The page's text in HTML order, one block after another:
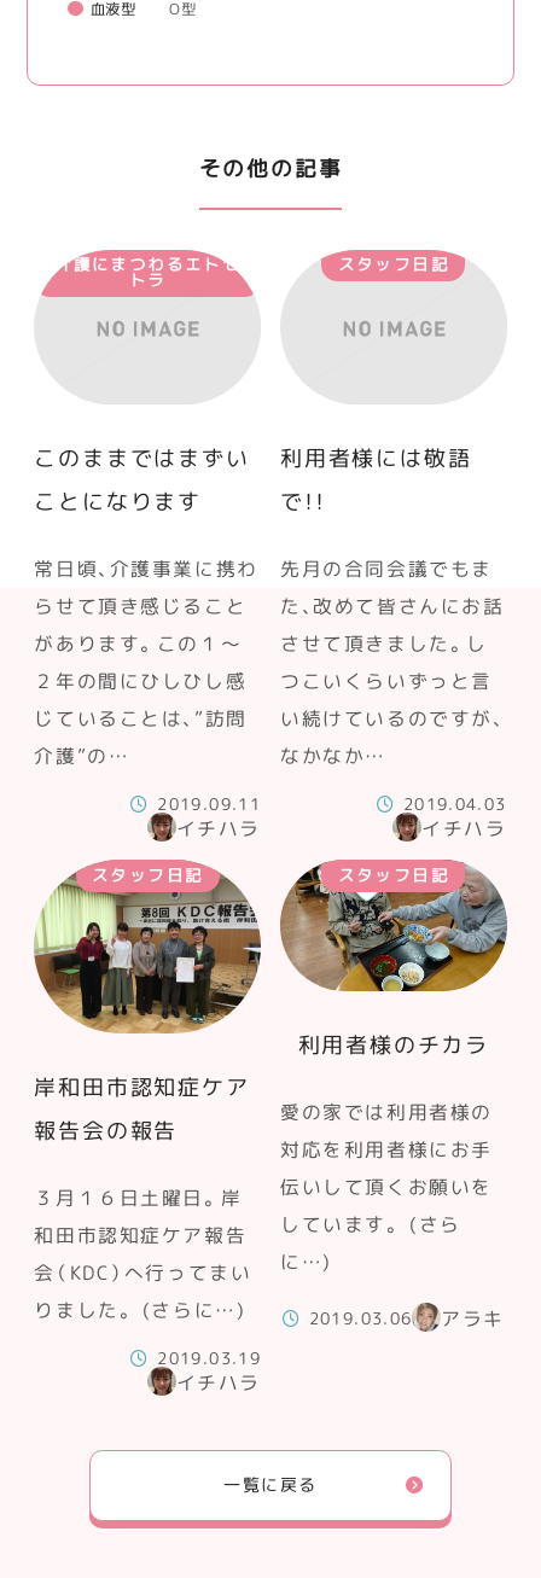
血液型 O型
その他の記事
介護にまつわるエトセ
トラ
このままではまずい
ことになります
常日頃、介護事業に携わ
らせて頂き感じること
があります。この１～
２年の間にひしひし感
じていることは、”訪問
介護”の…
2019.09.11
イチハラ
スタッフ日記
利用者様には敬語
で！！
先月の合同会議でもま
た、改めて皆さんにお話
させて頂きました。し
つこいくらいずっと言
い続けているのですが、
なかなか…
2019.04.03
イチハラ
スタッフ日記
岸和田市認知症ケア
報告会の報告
３月１６日土曜日。岸
和田市認知症ケア報告
会（KDC）へ行ってまい
りました。 (さらに…)
2019.03.19
イチハラ
スタッフ日記
利用者様のチカラ
愛の家では利用者様の
対応を利用者様にお手
伝いして頂くお願いを
しています。 (さら
に…)
2019.03.06 アラキ
一覧に戻る